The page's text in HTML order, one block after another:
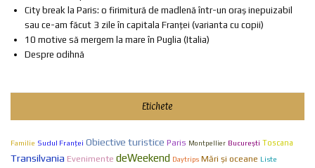
City break la Paris: o firimitură de madlenă într-un oraș inepuizabil
sau ce-am făcut 3 zile în capitala Franței (varianta cu copii)
10 motive să mergem la mare în Puglia (Italia)
Despre odihnă
Etichete
Familie Sudul Franței Obiective turistice Paris Montpellier Bucureşti Toscana
Transilvania Evenimente deWeekend Daytrips Mări și oceane Liste